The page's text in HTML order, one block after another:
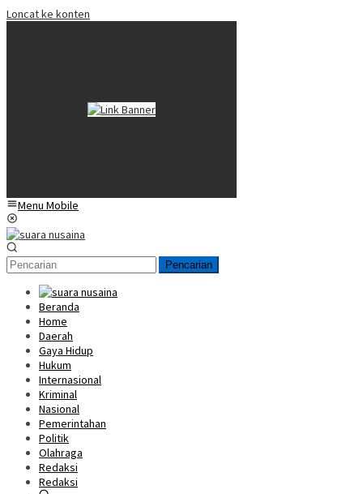
Loncat ke konten
Menu Mobile
Pencarian
Beranda
Home
Daerah
Gaya Hidup
Hukum
Internasional
Kriminal
Nasional
Pemerintahan
Politik
Olahraga
Redaksi
Redaksi